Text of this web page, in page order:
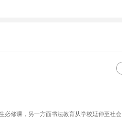
必修课，另一方面书法教育从学校延伸至社会